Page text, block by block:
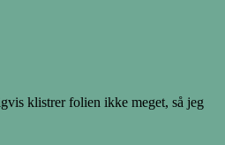
klistrer folien ikke meget, så jeg